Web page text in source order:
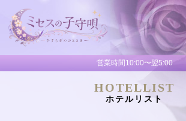
営業時間10:00〜翌5:00
HOTELLIST
ホテルリスト